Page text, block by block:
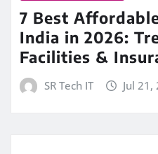
7 Best
India in 2026:
Facilities &
SR Tech IT Jul 21,